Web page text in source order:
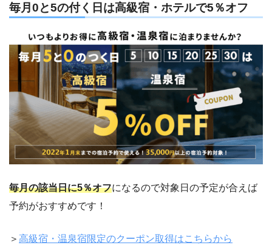
毎月0と5の付く日は高級宿・ホテルで5％オフ
毎月の該当日に5％オフになるので対象日の予定が合えば
予約がおすすめです！
＞ 高級宿・温泉宿限定のクーポン取得はこちらから